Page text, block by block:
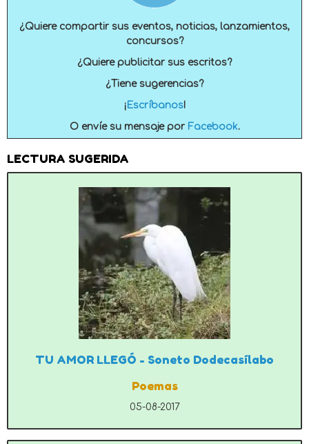
¿Quiere compartir sus eventos, noticias, lanzamientos,
concursos?
¿Quiere publicitar sus escritos?
¿Tiene sugerencias?
¡ Escríbanos!
O envíe su mensaje por Facebook.
LECTURA SUGERIDA
TU AMOR LLEGÓ - Soneto Dodecasílabo
Poemas
05-08-2017